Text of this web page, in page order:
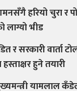
हरियो चुरा र
लाग्यो भीड
र सरकारी वार्ता
हुने तयारी
यामलाल